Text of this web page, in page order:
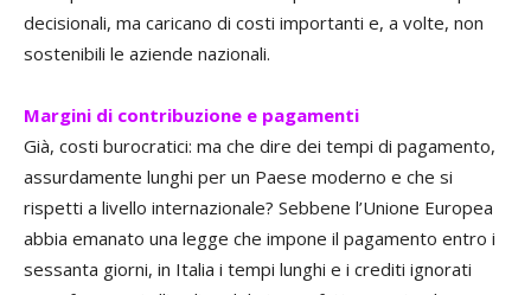
decisionali, ma caricano di costi importanti e, a volte, non
sostenibili le aziende nazionali.
Margini di contribuzione e pagamenti
Già, costi burocratici: ma che dire dei tempi di pagamento,
assurdamente lunghi per un Paese moderno e che si
rispetti a livello internazionale? Sebbene l’Unione Europea
abbia emanato una legge che impone il pagamento entro i
sessanta giorni, in Italia i tempi lunghi e i crediti ignorati